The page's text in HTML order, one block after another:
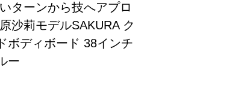
ターンから技へアプロ
沙莉モデルSAKURA ク
ディボード 38インチ
ー